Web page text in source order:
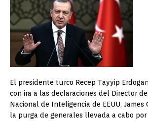
El presidente turco Recep Tayyip
con ira a las declaraciones del Director
Nacional de Inteligencia de EEUU, James
la purga de generales llevada a cabo